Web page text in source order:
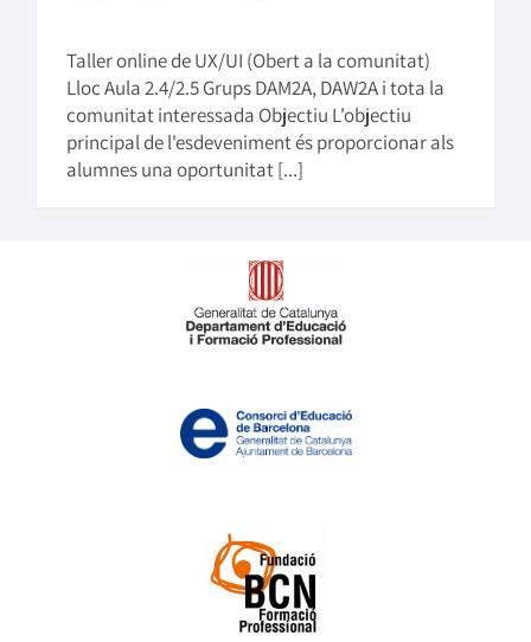
Taller online de UX/UI (Obert a la comunitat)
Lloc Aula 2.4/2.5 Grups DAM2A, DAW2A i tota la
comunitat interessada Objectiu L'objectiu
principal de l'esdeveniment és proporcionar als
alumnes una oportunitat [...]